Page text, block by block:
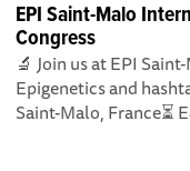
EPI Saint-Malo
Congress
🔬 Join us at EPI
Epigenetics and
Saint-Malo, France⏳